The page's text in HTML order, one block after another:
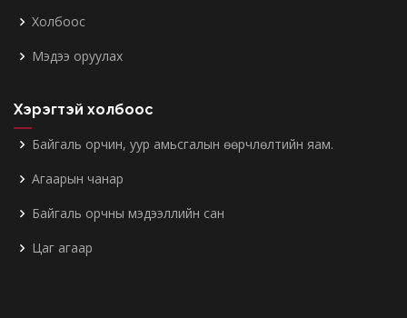
Холбоос
Мэдээ оруулах
Хэрэгтэй холбоос
Байгаль орчин, уур амьсгалын өөрчлөлтийн яам.
Агаарын чанар
Байгаль орчны мэдээллийн сан
Цаг агаар